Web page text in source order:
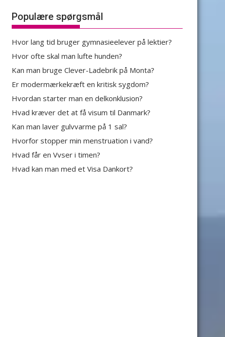
Populære spørgsmål
Hvor lang tid bruger gymnasieelever på lektier?
Hvor ofte skal man lufte hunden?
Kan man bruge Clever-Ladebrik på Monta?
Er modermærkekræft en kritisk sygdom?
Hvordan starter man en delkonklusion?
Hvad kræver det at få visum til Danmark?
Kan man laver gulvvarme på 1 sal?
Hvorfor stopper min menstruation i vand?
Hvad får en Vvser i timen?
Hvad kan man med et Visa Dankort?